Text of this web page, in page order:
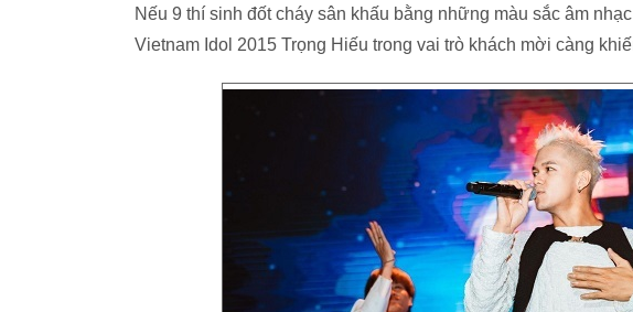
Nếu 9 thí sinh đốt cháy sân khấu bằng những màu sắc âm
Vietnam Idol 2015 Trọng Hiếu trong vai trò khách mời càng